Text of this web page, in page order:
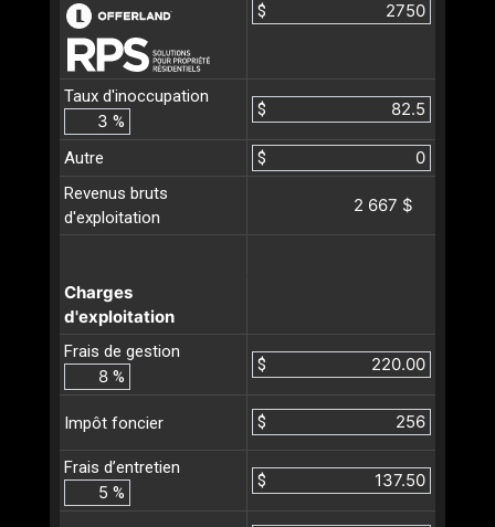
$
Taux d'inoccupation
%
$
Autre
$
Revenus bruts
d'exploitation
2 667 $
Charges
d'exploitation
Frais de gestion
%
$
Impôt foncier $
Frais d’entretien
%
$